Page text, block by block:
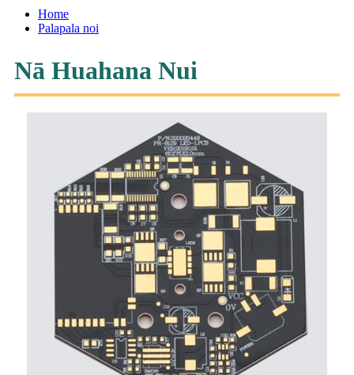
Home
Palapala noi
Nā Huahana Nui